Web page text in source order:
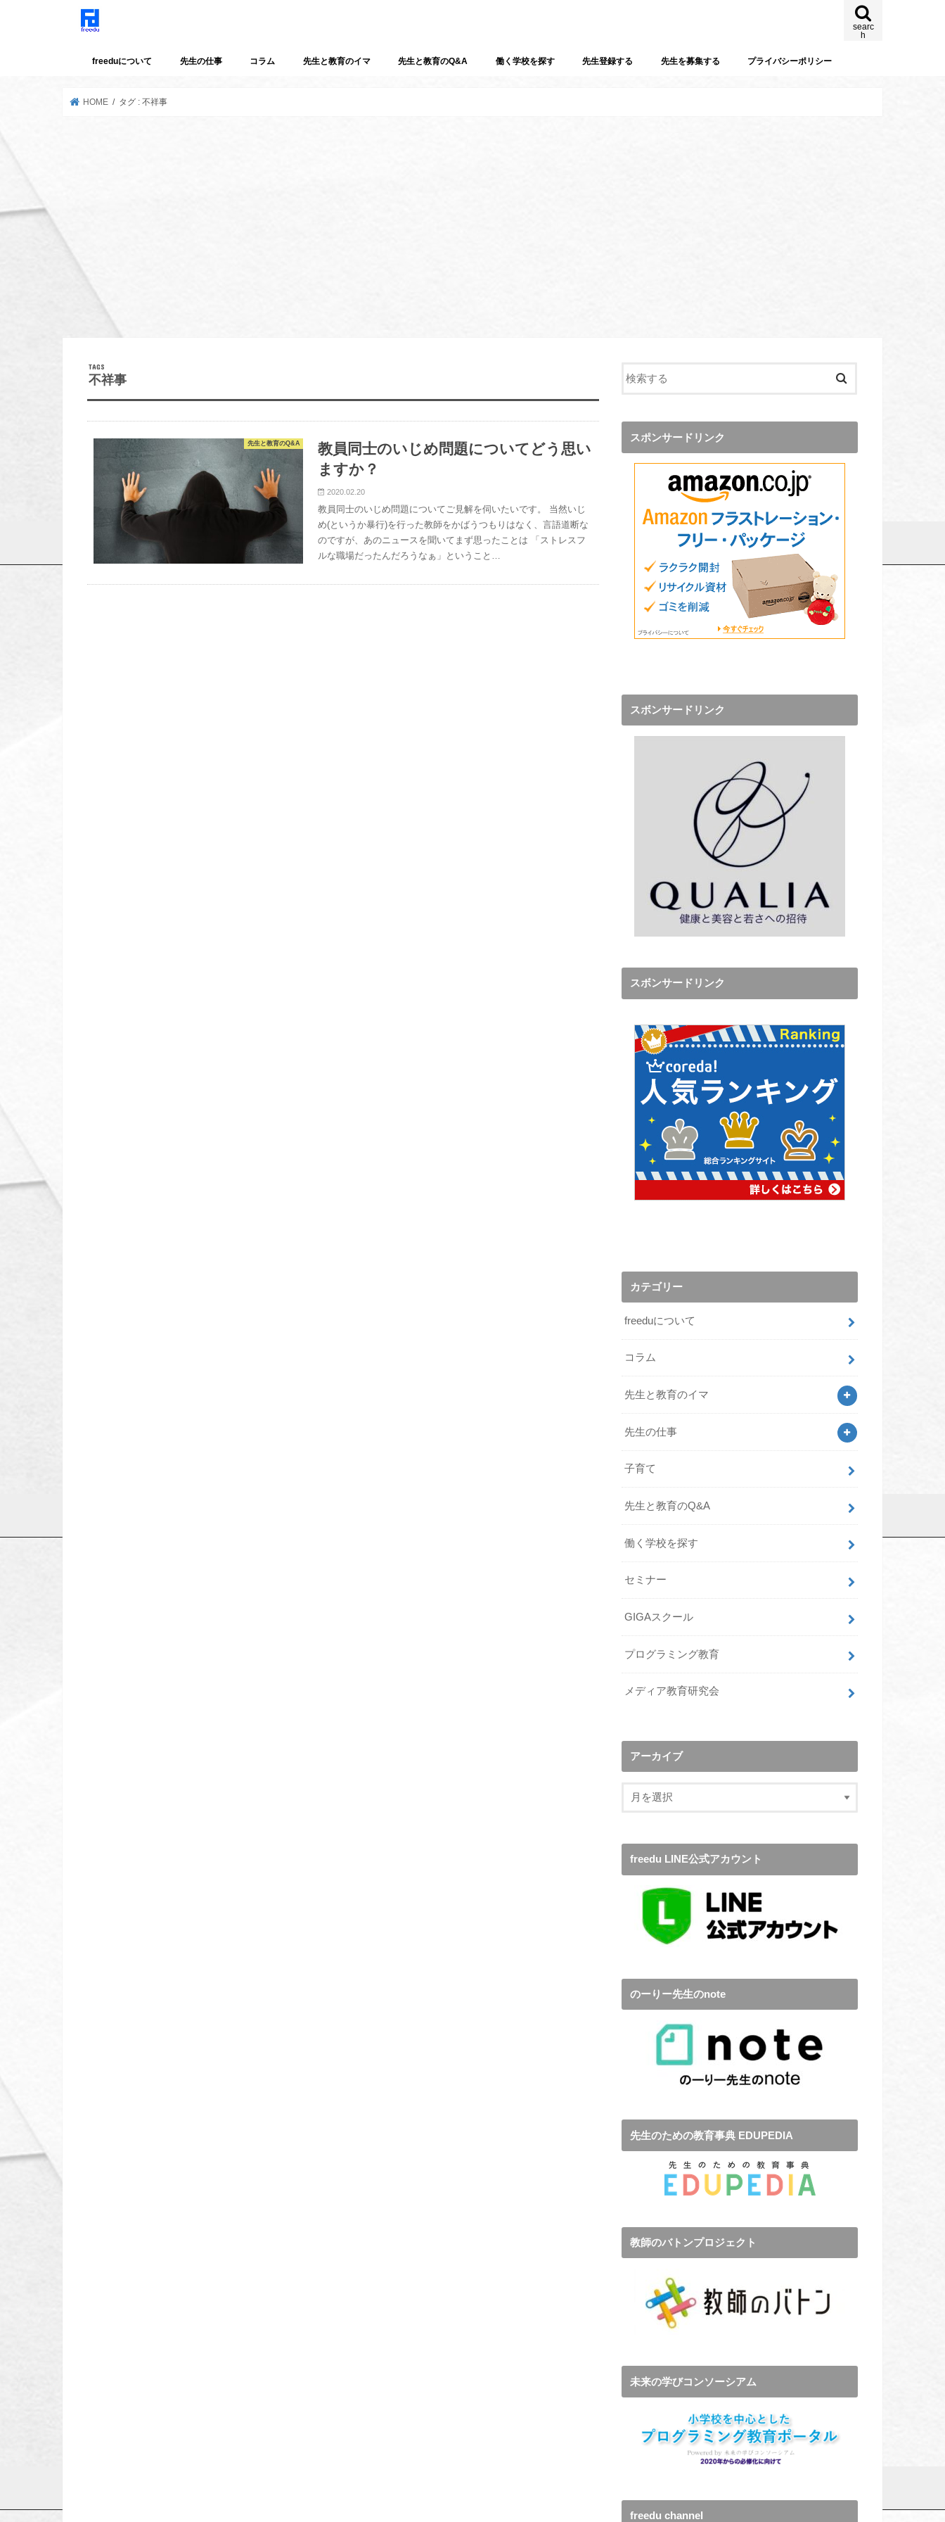
searc
h
freeduについて 先生の仕事 コラム 先生と教育のイマ 先生と教育のQ&A 働く学校を探す 先生登録する 先生を募集する プライバシーポリシー
HOME タグ : 不祥事
不祥事
先生と教育のQ&A
教員同士のいじめ問題についてどう思い
ますか？
2020.02.20
教員同士のいじめ問題についてご見解を伺いたいです。 当然いじ
め(というか暴行)を行った教師をかばうつもりはなく、言語道断な
のですが、あのニュースを聞いてまず思ったことは 「ストレスフ
ルな職場だったんだろうなぁ」ということ…
スポンサードリンク
スボンサードリンク
スボンサードリンク
カテゴリー
freeduについて
コラム
先生と教育のイマ
先生の仕事
子育て
先生と教育のQ&A
働く学校を探す
セミナー
GIGAスクール
プログラミング教育
メディア教育研究会
アーカイブ
freedu LINE公式アカウント
のーりー先生のnote
先生のための教育事典 EDUPEDIA
教師のバトンプロジェクト
未来の学びコンソーシアム
freedu channel